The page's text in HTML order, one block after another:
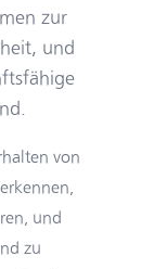
zur
und
von
und
zu